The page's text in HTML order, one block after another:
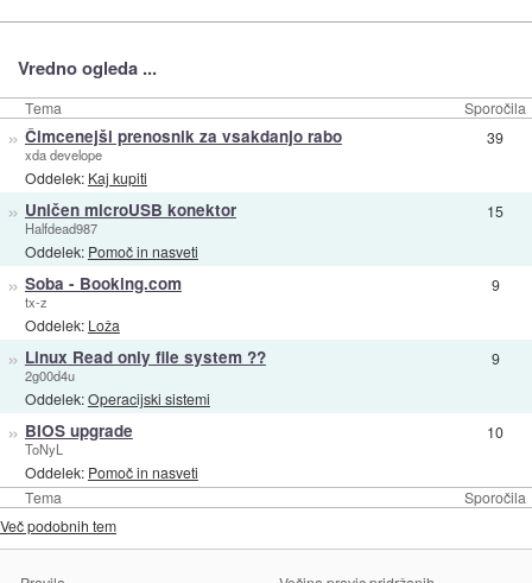
Vredno ogleda ...
Tema Sporočila
Tema Sporočila
» Čimcenejši prenosnik za vsakdanjo rabo
xda develope
Oddelek: Kaj kupiti
39
» Uničen microUSB konektor
Halfdead987
Oddelek: Pomoč in nasveti
15
» Soba - Booking.com
tx-z
Oddelek: Loža
9
» Linux Read only file system ??
2g00d4u
Oddelek:Operacijski sistemi
9
» BIOS upgrade
ToNyL
Oddelek: Pomoč in nasveti
10
Več podobnih tem